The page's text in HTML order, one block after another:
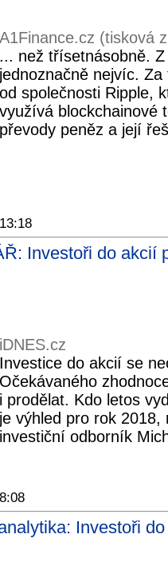
A1Finance.cz (tisková
... než třísetnásobně.
jednoznačně nejvíc.
od společnosti Ripple,
využívá blockchainové
převody peněz a její
Investoři do akcií
iDNES.cz
Investice do akcií se
Očekávaného
i prodělat. Kdo letos
je výhled pro rok
investiční odborník
Investoři